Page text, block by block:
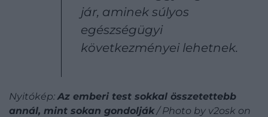
jár, aminek súlyos
egészségügyi
következményei lehetnek.
Nyitókép: Az emberi test sokkal összetettebb
annál, mint sokan gondolják/ Photo by v2osk on